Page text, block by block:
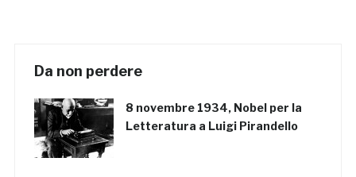
Da non perdere
8 novembre 1934, Nobel per la
Letteratura a Luigi Pirandello